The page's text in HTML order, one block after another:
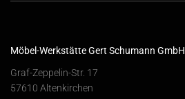
Möbel-Werkstätte Gert Schumann GmbH
Graf-Zeppelin-Str. 17
57610 Altenkirchen